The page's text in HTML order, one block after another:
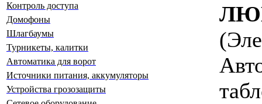
Контроль доступа
Домофоны
Шлагбаумы
Турникеты, калитки
Автоматика для ворот
Источники питания, аккумуляторы
Устройства грозозащиты